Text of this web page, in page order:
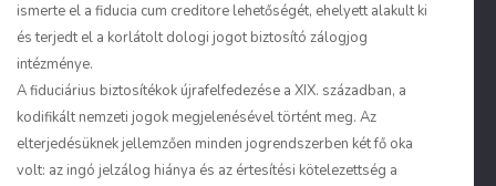
ismerte el a fiducia cum creditore lehetőségét, ehelyett alakult ki
és terjedt el a korlátolt dologi jogot biztosító zálogjog
intézménye.
A fiduciárius biztosítékok újrafelfedezése a XIX. században, a
kodifikált nemzeti jogok megjelenésével történt meg. Az
elterjedésüknek jellemzően minden jogrendszerben két fő oka
volt: az ingó jelzálog hiánya és az értesítési kötelezettség a